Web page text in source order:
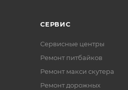
СЕРВИС
Сервисные центры
Ремонт питбайков
Ремонт макси скутера
Ремонт дорожных